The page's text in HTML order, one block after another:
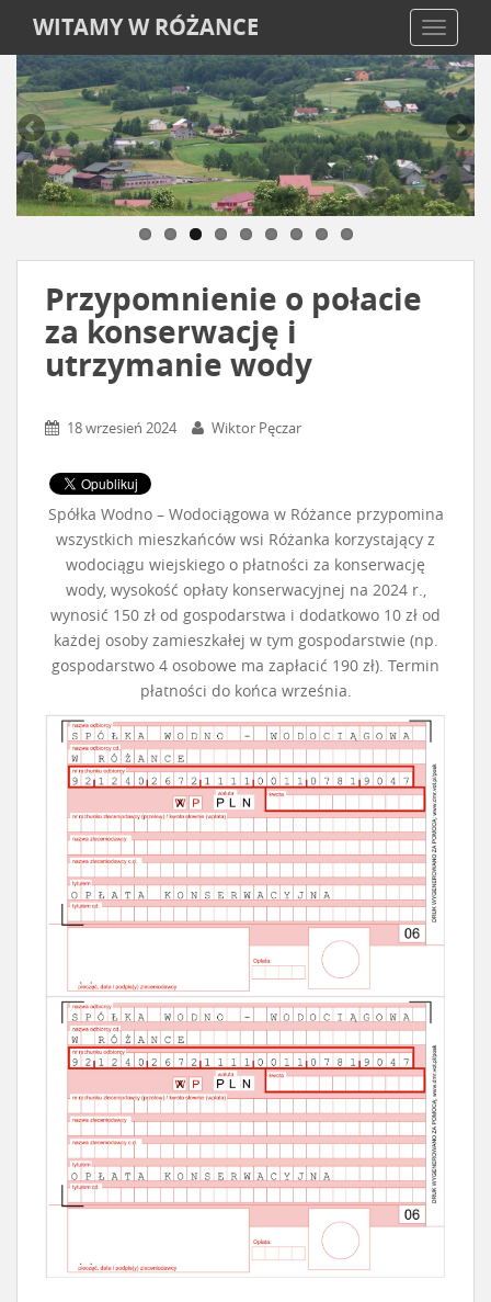
WITAMY W RÓŻANCE
Przypomnienie o połacie
za konserwację i
utrzymanie wody
18 wrzesień 2024 Wiktor Pęczar
Spółka Wodno – Wodociągowa w Różance przypomina
wszystkich mieszkańców wsi Różanka korzystający z
wodociągu wiejskiego o płatności za konserwację
wody, wysokość opłaty konserwacyjnej na 2024 r.,
wynosić 150 zł od gospodarstwa i dodatkowo 10 zł od
każdej osoby zamieszkałej w tym gospodarstwie (np.
gospodarstwo 4 osobowe ma zapłacić 190 zł). Termin
płatności do końca września.